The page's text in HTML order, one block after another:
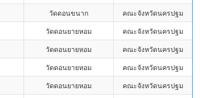
วัดดอนขนาก
คณะจังหวัดนครปฐม
วัดดอนยายหอม
คณะจังหวัดนครปฐม
วัดดอนยายหอม
คณะจังหวัดนครปฐม
วัดดอนยายหอม
คณะจังหวัดนครปฐม
วัดดอนยายหอม
คณะจังหวัดนครปฐม